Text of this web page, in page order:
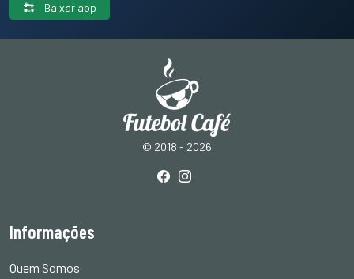
Baixar app
© 2018 - 2026
Informações
Quem Somos